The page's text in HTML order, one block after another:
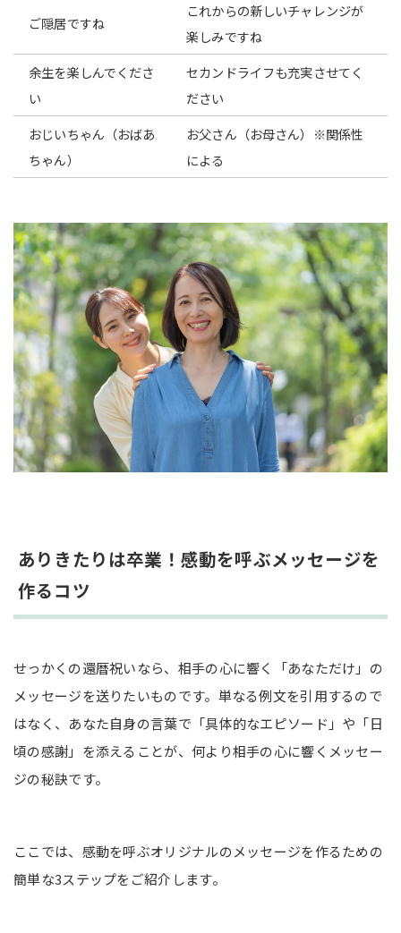
ご隠居ですね
これからの新しいチャレンジが
楽しみですね
余生を楽しんでくださ
い
セカンドライフも充実させてく
ださい
おじいちゃん（おばあ
ちゃん）
お父さん（お母さん）※関係性
による
ありきたりは卒業！感動を呼ぶメッセージを
作るコツ
せっかくの還暦祝いなら、相手の心に響く「あなただけ」の
メッセージを送りたいものです。単なる例文を引用するので
はなく、あなた自身の言葉で「具体的なエピソード」や「日
頃の感謝」を添えることが、何より相手の心に響くメッセー
ジの秘訣です。
ここでは、感動を呼ぶオリジナルのメッセージを作るための
簡単な3ステップをご紹介します。